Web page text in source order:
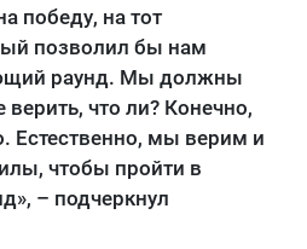
победу, на тот
позволил бы нам
раунд. Мы должны
верить, что ли? Конечно,
Естественно, мы верим и
чтобы пройти в
– подчеркнул